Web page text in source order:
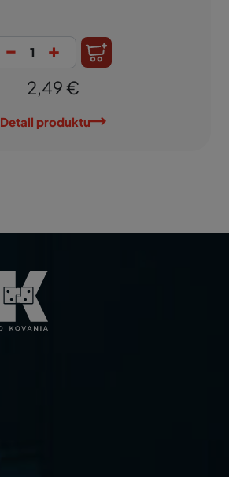
- +
2,49 €
Detail produktu